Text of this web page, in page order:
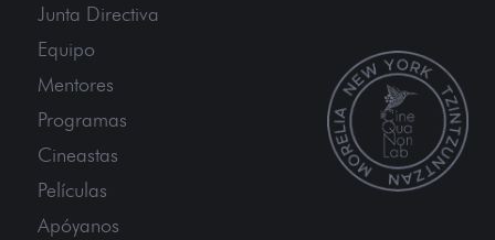
Junta Directiva
Equipo
Mentores
Programas
Cineastas
Películas
Apóyanos